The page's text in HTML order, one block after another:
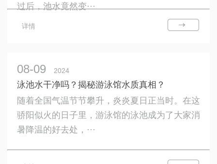
过后，池水竟然变···
详情
08-09 2024
泳池水干净吗？揭秘游泳馆水质真相？
随着全国气温节节攀升，炎炎夏日正当时。在这
骄阳似火的日子里，游泳馆的泳池成为了大家消
暑降温的好去处，···